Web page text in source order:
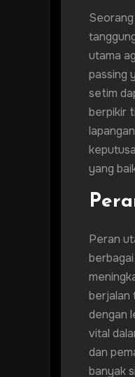
utama
passing
setim
berpikir
yang
Peran
berjalan
dengan
vital
dan
banyak